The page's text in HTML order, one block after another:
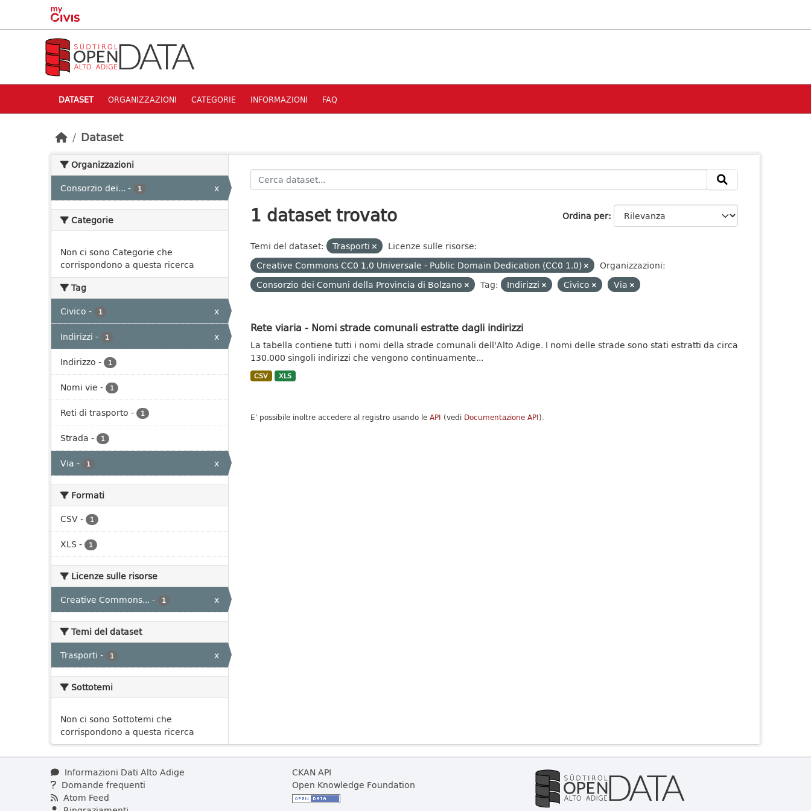
Skip to main content
DATASET ORGANIZZAZIONI CATEGORIE INFORMAZIONI FAQ
Dataset
Organizzazioni
Consorzio dei... - 1 x
Categorie
Non ci sono Categorie che
corrispondono a questa ricerca
Tag
Civico - 1
x
Indirizzi - 1
x
Indirizzo - 1
Nomi vie - 1
Reti di trasporto - 1
Strada - 1
Via - 1 x
Formati
CSV- 1
XLS - 1
Licenze sulle risorse
Creative Commons... - 1 x
Temi del dataset
Trasporti - 1 x
Sottotemi
Non ci sono Sottotemi che
corrispondono a questa ricerca
Ordina per
1 dataset trovato
Temi del dataset: Trasporti
Licenze sulle risorse:
Creative Commons CC0 1.0 Universale - Public Domain Dedication (CC0 1.0)
Organizzazioni:
Consorzio dei Comuni della Provincia di Bolzano
Tag: Indirizzi Civico Via
Rete viaria - Nomi strade comunali estratte dagli indirizzi
La tabella contiene tutti i nomi della strade comunali dell'Alto Adige. I nomi delle strade sono stati estratti da circa
130.000 singoli indirizzi che vengono continuamente...
CSV XLS
E' possibile inoltre accedere al registro usando le API (vedi Documentazione API).
Informazioni Dati Alto Adige
Domande frequenti
Atom Feed
CKAN API
Open Knowledge Foundation